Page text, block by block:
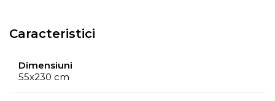
Caracteristici
Dimensiuni
55x230 cm